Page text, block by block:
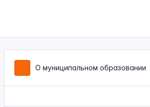
О муниципальном образовании